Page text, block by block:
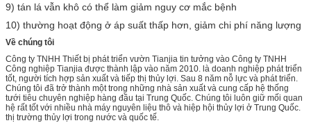
9) tán lá vẫn khô có thể làm giảm nguy cơ mắc bệnh
10) thường hoạt động ở áp suất thấp hơn, giảm chi phí năng lượng
Về chúng tôi
Công ty TNHH Thiết bị phát triển vườn Tianjia tin tưởng vào Công ty TNHH
Công nghiệp Tianjia được thành lập vào năm 2010. là doanh nghiệp phát triển
tốt, người tích hợp sản xuất và tiếp thị thủy lợi. Sau 8 năm nỗ lực và phát triển.
Chúng tôi đã trở thành một trong những nhà sản xuất và cung cấp hệ thống
tưới tiêu chuyên nghiệp hàng đầu tại Trung Quốc. Chúng tôi luôn giữ mối quan
hệ rất tốt với nhiều nhà máy nguyên liệu thô và hiệp hội thủy lợi ở Trung Quốc.
thị trường thủy lợi trong nước và quốc tế.